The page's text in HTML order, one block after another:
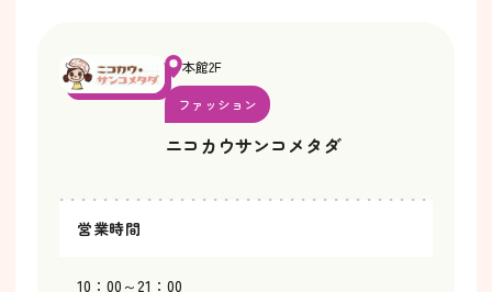
本館2F
ファッション
ニコカウサンコメタダ
営業時間
10：00～21：00